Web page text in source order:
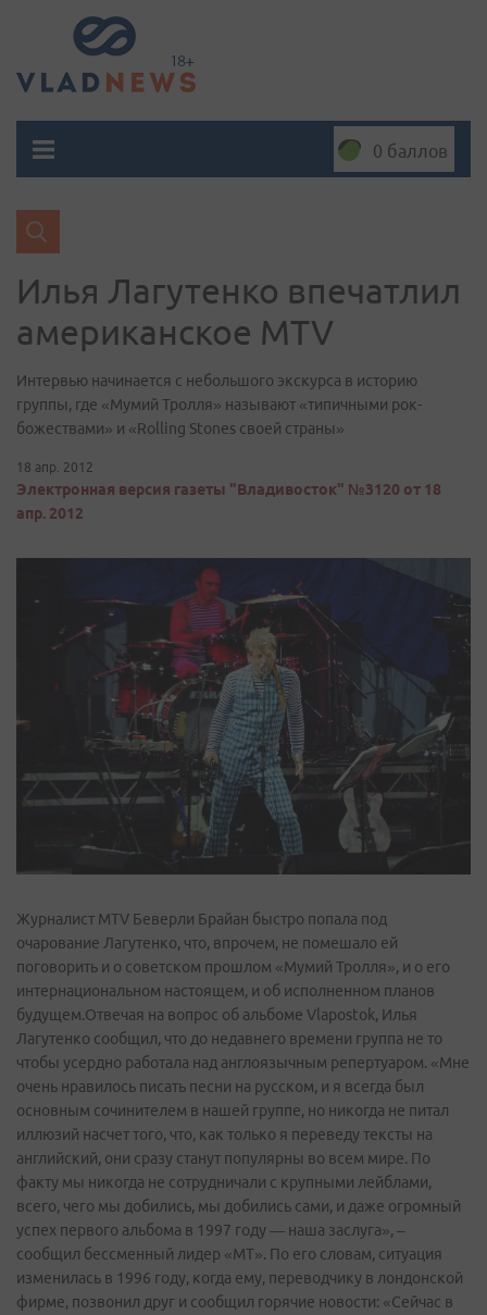
0 баллов
Илья Лагутенко впечатлил
американское MTV
Интервью начинается с небольшого экскурса в историю
группы, где «Мумий Тролля» называют «типичными рок-
божествами» и «Rolling Stones своей страны»
18 апр. 2012
Электронная версия газеты "Владивосток" №3120 от 18
апр. 2012
Журналист MTV Беверли Брайан быстро попала под
очарование Лагутенко, что, впрочем, не помешало ей
поговорить и о советском прошлом «Мумий Тролля», и о его
интернациональном настоящем, и об исполненном планов
будущем.Отвечая на вопрос об альбоме Vlapostok, Илья
Лагутенко сообщил, что до недавнего времени группа не то
чтобы усердно работала над англоязычным репертуаром. «Мне
очень нравилось писать песни на русском, и я всегда был
основным сочинителем в нашей группе, но никогда не питал
иллюзий насчет того, что, как только я переведу тексты на
английский, они сразу станут популярны во всем мире. По
факту мы никогда не сотрудничали с крупными лейблами,
всего, чего мы добились, мы добились сами, и даже огромный
успех первого альбома в 1997 году — наша заслуга», –
сообщил бессменный лидер «МТ». По его словам, ситуация
изменилась в 1996 году, когда ему, переводчику в лондонской
фирме, позвонил друг и сообщил горячие новости: «Сейчас в